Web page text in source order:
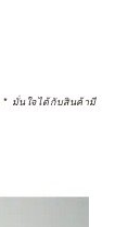
* มั่นใจได้กับสินค้ามี